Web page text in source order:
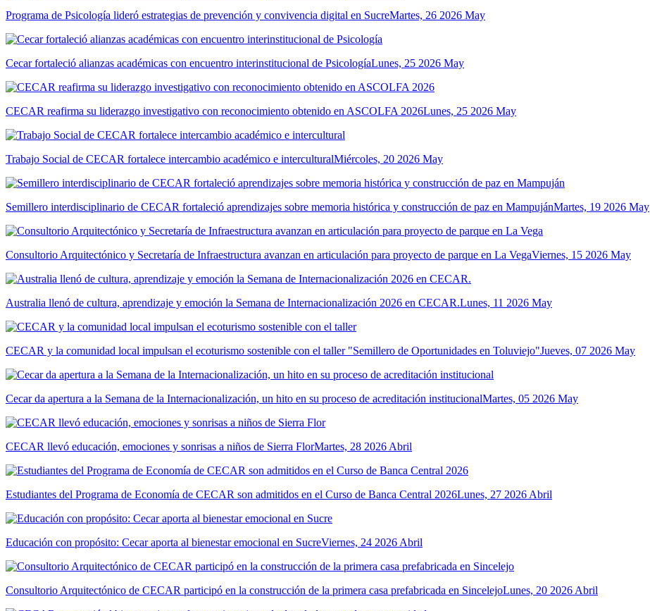
Programa de Psicología lideró estrategias de prevención y convivencia digital en SucreMartes, 26 2026 May
Cecar fortaleció alianzas académicas con encuentro interinstitucional de PsicologíaLunes, 25 2026 May
CECAR reafirma su liderazgo investigativo con reconocimiento obtenido en ASCOLFA 2026Lunes, 25 2026 May
Trabajo Social de CECAR fortalece intercambio académico e interculturalMiércoles, 20 2026 May
Semillero interdisciplinario de CECAR fortaleció aprendizajes sobre memoria histórica y construcción de paz en MampujánMartes, 19 2026 May
Consultorio Arquitectónico y Secretaría de Infraestructura avanzan en articulación para proyecto de parque en La VegaViernes, 15 2026 May
Australia llenó de cultura, aprendizaje y emoción la Semana de Internacionalización 2026 en CECAR.Lunes, 11 2026 May
CECAR y la comunidad local impulsan el ecoturismo sostenible con el taller "Semillero de Oportunidades en Toluviejo"Jueves, 07 2026 May
Cecar da apertura a la Semana de la Internacionalización, un hito en su proceso de acreditación institucionalMartes, 05 2026 May
CECAR llevó educación, emociones y sonrisas a niños de Sierra FlorMartes, 28 2026 Abril
Estudiantes del Programa de Economía de CECAR son admitidos en el Curso de Banca Central 2026Lunes, 27 2026 Abril
Educación con propósito: Cecar aporta al bienestar emocional en SucreViernes, 24 2026 Abril
Consultorio Arquitectónico de CECAR participó en la construcción de la primera casa prefabricada en SincelejoLunes, 20 2026 Abril